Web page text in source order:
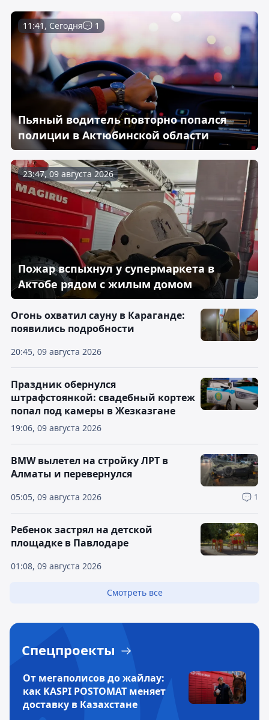
Пьяный водитель повторно попался
полиции в Актюбинской области
11:41, Сегодня 1
Пожар вспыхнул у супермаркета в
Актобе рядом с жилым домом
23:47, 09 августа 2026
20:45, 09 августа 2026
Огонь охватил сауну в Караганде:
появились подробности
19:06, 09 августа 2026
Праздник обернулся
штрафстоянкой: свадебный кортеж
попал под камеры в Жезказгане
05:05, 09 августа 2026 1
BMW вылетел на стройку ЛРТ в
Алматы и перевернулся
01:08, 09 августа 2026
Ребенок застрял на детской
площадке в Павлодаре
Смотреть все
Спецпроекты
От мегаполисов до жайлау:
как KASPI POSTOMAT меняет
доставку в Казахстане